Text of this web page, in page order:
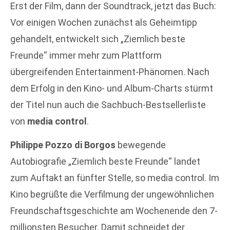
Erst der Film, dann der Soundtrack, jetzt das Buch:
Vor einigen Wochen zunächst als Geheimtipp
gehandelt, entwickelt sich „Ziemlich beste
Freunde“ immer mehr zum Plattform
übergreifenden Entertainment-Phänomen. Nach
dem Erfolg in den Kino- und Album-Charts stürmt
der Titel nun auch die Sachbuch-Bestsellerliste
von media control .
Philippe Pozzo di Borgos bewegende
Autobiografie „Ziemlich beste Freunde“ landet
zum Auftakt an fünfter Stelle, so media control. Im
Kino begrüßte die Verfilmung der ungewöhnlichen
Freundschaftsgeschichte am Wochenende den 7-
millionsten Besucher. Damit schneidet der